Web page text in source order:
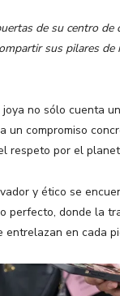
de su centro de
sus pilares
joya no sólo cuenta
un compromiso
respeto por el
y ético se
perfecto, donde la
entrelazan en cada